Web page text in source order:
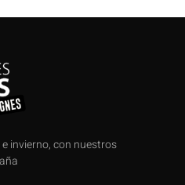
invierno, con nuestros